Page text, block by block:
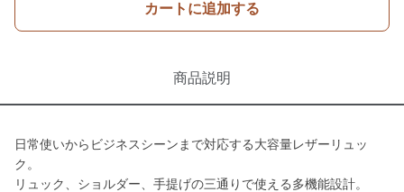
カートに追加する
商品説明
日常使いからビジネスシーンまで対応する大容量レザーリュッ
ク。
リュック、ショルダー、手提げの三通りで使える多機能設計。